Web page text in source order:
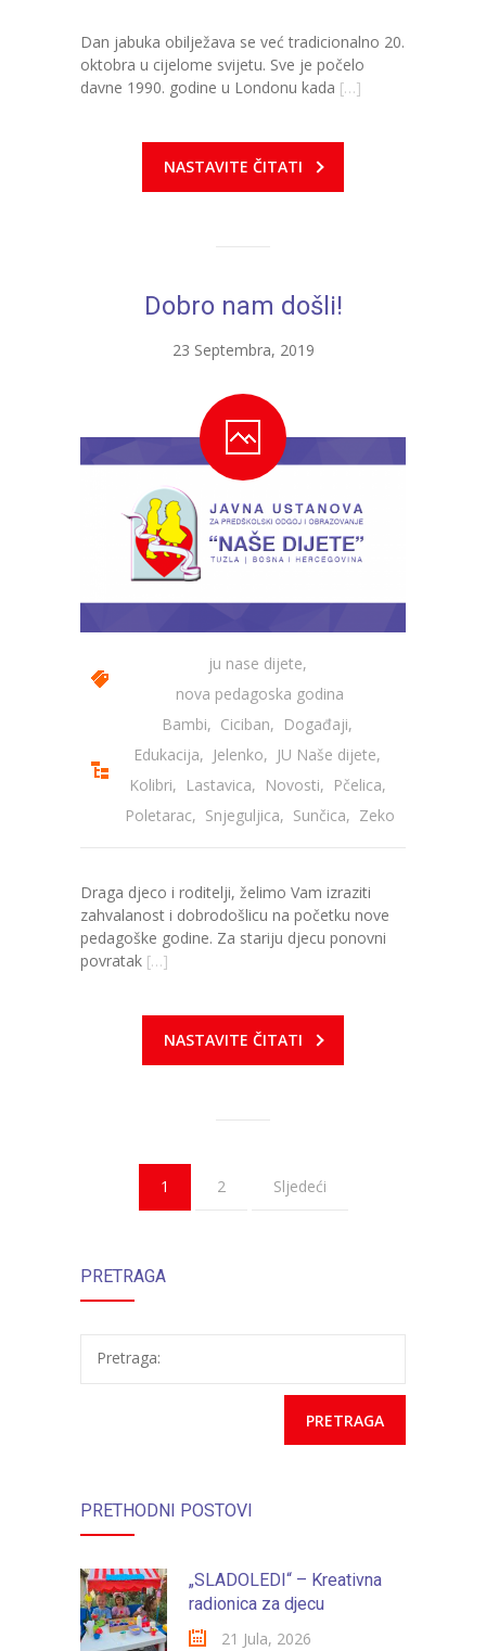
Dan jabuka obilježava se već tradicionalno 20.
oktobra u cijelome svijetu. Sve je počelo
davne 1990. godine u Londonu kada […]
NASTAVITE ČITATI
Dobro nam došli!
23 Septembra, 2019
ju nase dijete,
nova pedagoska godina
Bambi, Ciciban, Događaji,
Edukacija, Jelenko, JU Naše dijete,
Kolibri, Lastavica, Novosti, Pčelica,
Poletarac, Snjeguljica, Sunčica, Zeko
Draga djeco i roditelji, želimo Vam izraziti
zahvalanost i dobrodošlicu na početku nove
pedagoške godine. Za stariju djecu ponovni
povratak […]
NASTAVITE ČITATI
1 2 Sljedeći
PRETRAGA
Pretraga:
PRETHODNI POSTOVI
„SLADOLEDI“ – Kreativna
radionica za djecu
21 Jula, 2026